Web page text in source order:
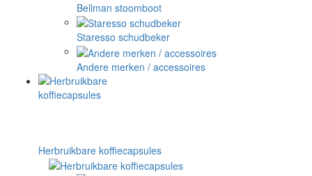
Bellman stoomboot
Staresso schudbeker
Andere merken / accessoires
Herbruikbare koffiecapsules